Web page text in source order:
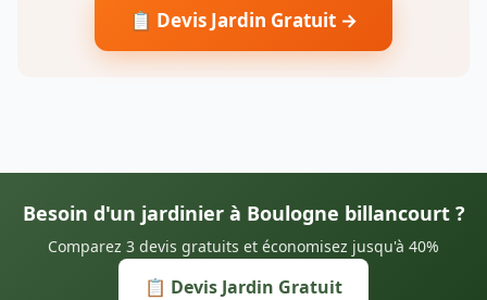
📋 Devis Jardin Gratuit →
Besoin d'un jardinier à Boulogne billancourt ?
Comparez 3 devis gratuits et économisez jusqu'à 40%
📋 Devis Jardin Gratuit